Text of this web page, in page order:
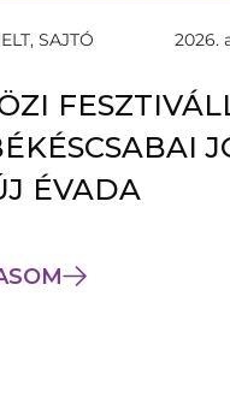
SAJTÓ 2026.
ÉVADA